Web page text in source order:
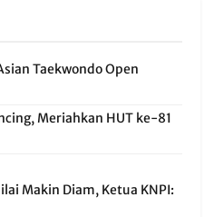
Taekwondo Open
Meriahkan HUT ke-81
Makin Diam, Ketua KNPI: